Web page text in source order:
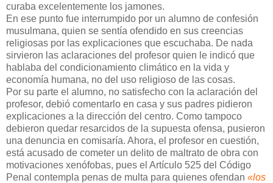
curaba excelentemente los jamones.
En ese punto fue interrumpido por un alumno de confesión
musulmana, quien se sentía ofendido en sus creencias
religiosas por las explicaciones que escuchaba. De nada
sirvieron las aclaraciones del profesor quien le indicó que
hablaba del condicionamiento climático en la vida y
economía humana, no del uso religioso de las cosas.
Por su parte el alumno, no satisfecho con la aclaración del
profesor, debió comentarlo en casa y sus padres pidieron
explicaciones a la dirección del centro. Como tampoco
debieron quedar resarcidos de la supuesta ofensa, pusieron
una denuncia en comisaría. Ahora, el profesor en cuestión,
está acusado de cometer un delito de maltrato de obra con
motivaciones xenófobas, pues el Artículo 525 del Código
Penal contempla penas de multa para quienes ofendan «los